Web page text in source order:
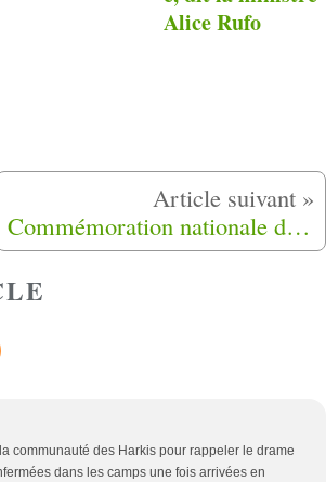
Alice Rufo
Commémoration nationale de l'abandon des Harkis à La Cavalerie (12)
communauté des Harkis pour rappeler le drame
dans les camps une fois arrivées en